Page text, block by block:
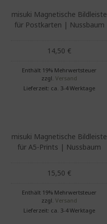
misuki Magnetische Bildleiste
für Postkarten | Nussbaum
14,50 €
Enthält 19% Mehrwertsteuer
zzgl.Versand
Lieferzeit: ca. 3-4 Werktage
misuki Magnetische Bildleiste
für A5-Prints | Nussbaum
15,50 €
Enthält 19% Mehrwertsteuer
zzgl.Versand
Lieferzeit: ca. 3-4 Werktage